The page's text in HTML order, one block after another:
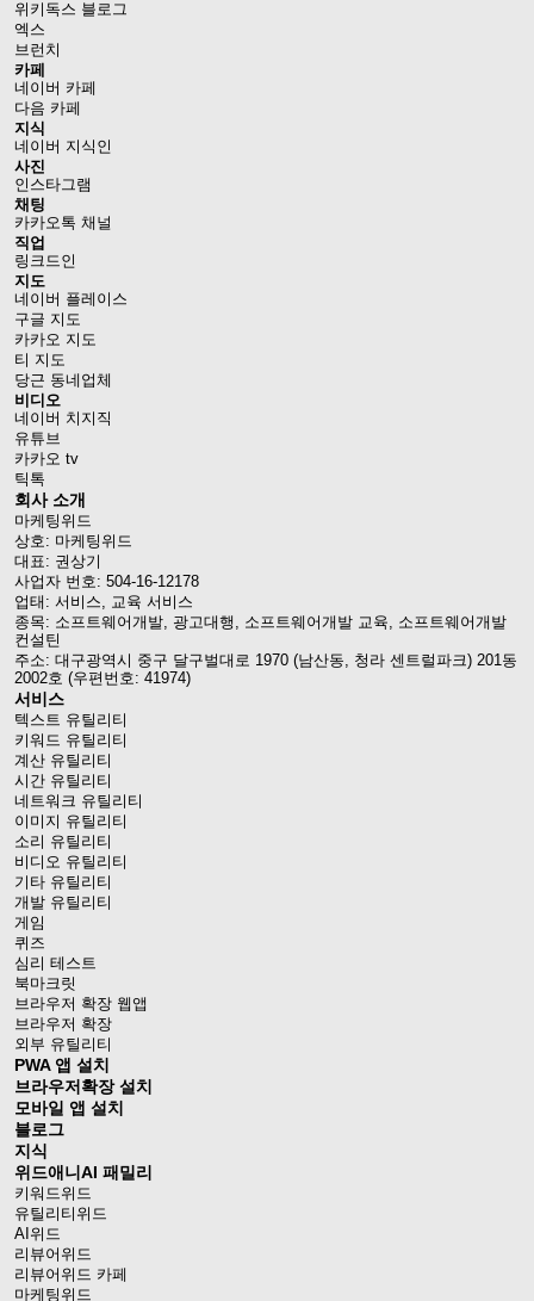
위키독스 블로그
엑스
브런치
카페
네이버 카페
다음 카페
지식
네이버 지식인
사진
인스타그램
채팅
카카오톡 채널
직업
링크드인
지도
네이버 플레이스
구글 지도
카카오 지도
티 지도
당근 동네업체
비디오
네이버 치지직
유튜브
카카오 tv
틱톡
회사 소개
마케팅위드
상호: 마케팅위드
대표: 권상기
사업자 번호: 504-16-12178
업태: 서비스, 교육 서비스
종목: 소프트웨어개발, 광고대행, 소프트웨어개발 교육, 소프트웨어개발
컨설틴
주소: 대구광역시 중구 달구벌대로 1970 (남산동, 청라 센트럴파크) 201동
2002호 (우편번호: 41974)
서비스
텍스트 유틸리티
키워드 유틸리티
계산 유틸리티
시간 유틸리티
네트워크 유틸리티
이미지 유틸리티
소리 유틸리티
비디오 유틸리티
기타 유틸리티
개발 유틸리티
게임
퀴즈
심리 테스트
북마크릿
브라우저 확장 웹앱
브라우저 확장
외부 유틸리티
PWA 앱 설치
브라우저확장 설치
모바일 앱 설치
블로그
지식
위드애니AI 패밀리
키워드위드
유틸리티위드
AI위드
리뷰어위드
리뷰어위드 카페
마케팅위드